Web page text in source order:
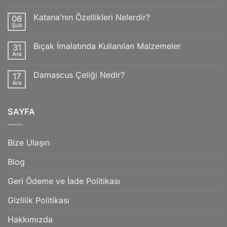
Bıçakları
Rehberi
06
Şub
Katana’nın Özellikleri Nelerdir?
Katana’nın
Özellikleri
31
Ara
Bıçak İmalatında Kullanılan Malzemeler
İmalatında
17
Ara
Damascus Çeliği Nedir?
Nedir?
SAYFA
Bize Ulaşın
Blog
Geri Ödeme ve İade Politikası
Gizlilik Politikası
Hakkımızda